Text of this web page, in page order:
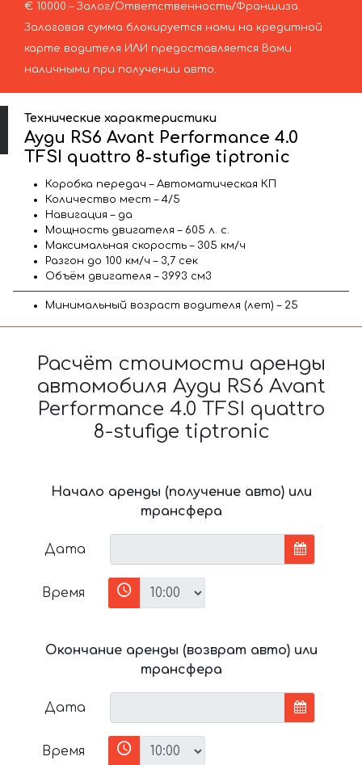
€ 10000 – Залог/Ответственность/Франшиза.
Залоговая сумма блокируется нами на кредитной
карте водителя ИЛИ предоставляется Вами
наличными при получении авто.
Технические характеристики
Ауди RS6 Avant Performance 4.0
TFSI quattro 8-stufige tiptronic
Коробка передач – Автоматическая КП
Количество мест – 4/5
Навигация – да
Мощность двигателя – 605 л. с.
Максимальная скорость – 305 км/ч
Разгон до 100 км/ч – 3,7 сек
Объём двигателя – 3993 см3
Минимальный возраст водителя (лет) – 25
Расчёт стоимости аренды
автомобиля Ауди RS6 Avant
Performance 4.0 TFSI quattro
8-stufige tiptronic
Начало аренды (получение авто) или
трансфера
Дата
Время
Окончание аренды (возврат авто) или
трансфера
Дата
Время